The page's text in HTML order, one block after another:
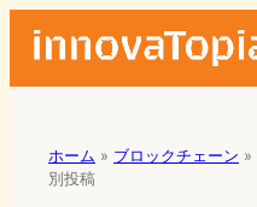
ホーム » ブロックチェーン »
別投稿